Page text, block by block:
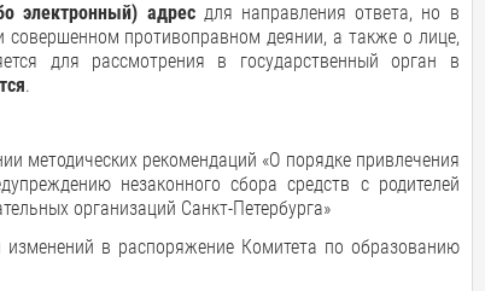
электронный) адресдля направления ответа, но в
противоправном деянии, а также о лице,
для рассмотрения в государственный орган в
.
методических рекомендаций «О порядке привлечения
незаконного сбора средств с родителей
организаций Санкт-Петербурга»
изменений в распоряжение Комитета по образованию